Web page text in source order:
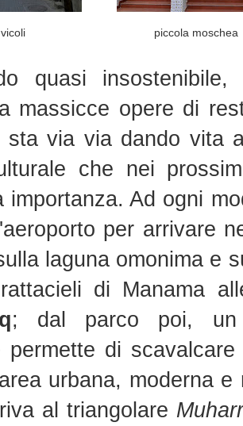
piccola moschea
quasi
massicce opere di
sta via via dando vita
che nei
importanza. Ad ogni
per arrivare
laguna omonima e
di Manama
; dal parco poi, un
permette di
urbana, moderna
al triangolare